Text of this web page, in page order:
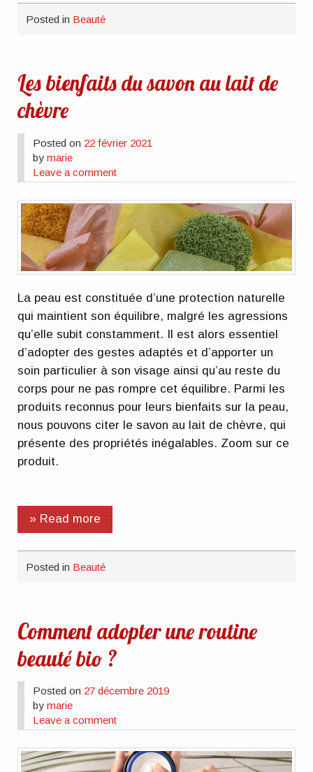
Posted in Beauté
Les bienfaits du savon au lait de
chèvre
Posted on 22 février 2021
bymarie
Leave a comment
La peau est constituée d’une protection naturelle
qui maintient son équilibre, malgré les agressions
qu’elle subit constamment. Il est alors essentiel
d’adopter des gestes adaptés et d’apporter un
soin particulier à son visage ainsi qu’au reste du
corps pour ne pas rompre cet équilibre. Parmi les
produits reconnus pour leurs bienfaits sur la peau,
nous pouvons citer le savon au lait de chèvre, qui
présente des propriétés inégalables. Zoom sur ce
produit.
» Read more
Posted in Beauté
Comment adopter une routine
beauté bio ?
Posted on 27 décembre 2019
bymarie
Leave a comment